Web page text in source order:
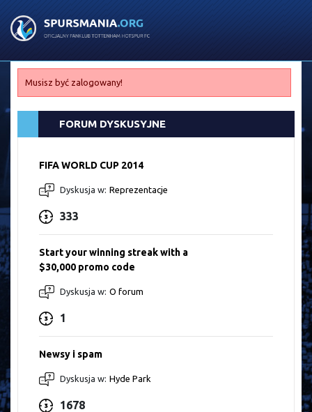
Musisz być zalogowany!
FORUM DYSKUSYJNE
FIFA WORLD CUP 2014
Dyskusja w: Reprezentacje
333
Start your winning streak with a
$30,000 promo code
Dyskusja w: O forum
1
Newsy i spam
Dyskusja w: Hyde Park
1678